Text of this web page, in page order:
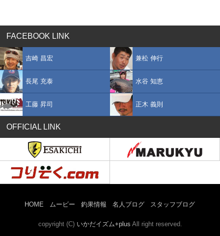
FACEBOOK LINK
吉崎 昌宏 兼松 伸行
長尾 充泰 水谷 知恵
工藤 昇司 正木 義則
OFFICIAL LINK
HOME ムービー 釣果情報 名人ブログ スタッフブログ
copyright (C) いかだイズム+plus All right reserved.